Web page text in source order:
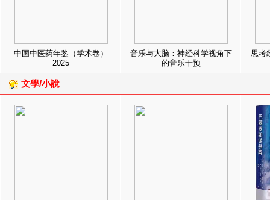
中国中医药年鉴（学术卷）
2025
音乐与大脑：神经科学视角下
的音乐干预
思考
文學/小說